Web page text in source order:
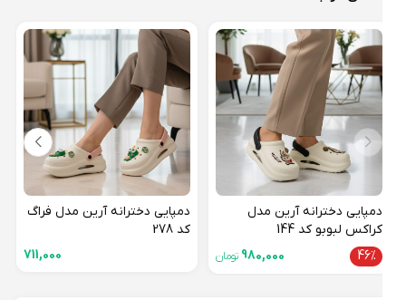
دمپایی دخترانه آرین مدل
کراکس لبوبو کد 144
46%
980,000 تومان
دمپایی دخترانه آرین مدل فراگ
711,000